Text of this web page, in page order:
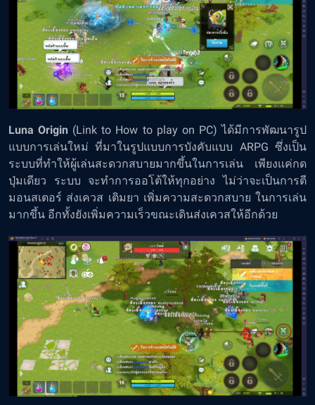
Luna Origin (Link to How to play on PC) ได้มีการพัฒนารูป
แบบการเล่นใหม่ ที่มาในรูปแบบการบังคับแบบ ARPG ซึ่งเป็น
ระบบที่ทำให้ผู้เล่นสะดวกสบายมากขึ้นในการเล่น เพียงเเค่กด
ปุ่มเดียว ระบบ จะทำการออโต้ให้ทุกอย่าง ไม่ว่าจะเป็นการตี
มอนสเตอร์ ส่งเควส เติมยา เพิ่มความสะดวกสบาย ในการเล่น
มากขึ้น อีกทั้งยังเพิ่มความเร็วขณะเดินส่งเควสให้อีกด้วย